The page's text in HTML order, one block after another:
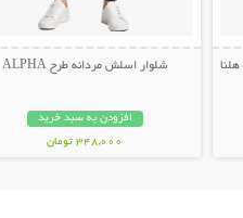
شلوار اسلش مردانه طرح ALPHA
افزودن به سبد خرید
348,000 تومان